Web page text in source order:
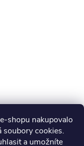
shopu nakupovalo
soubory cookies.
a umožníte